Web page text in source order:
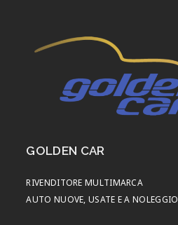
GOLDEN CAR
RIVENDITORE MULTIMARCA
AUTO NUOVE, USATE E A NOLEGGIO